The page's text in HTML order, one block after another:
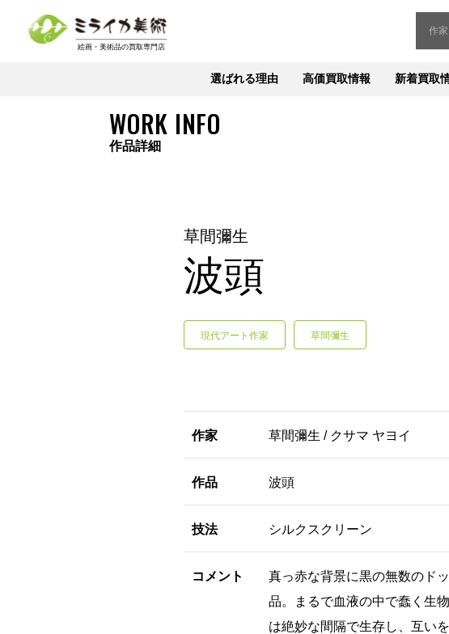
選ばれる理由 高価買取情報 新着買取
WORK INFO
作品詳細
草間彌生
波頭
現代アート作家 草間彌生
作家 草間彌生 / クサマ ヤヨイ
作品 波頭
技法 シルクスクリーン
コメント
真っ赤な背景に黒の無数のド
品。まるで血液の中で蠢く生
は絶妙な間隔で生存し、互い